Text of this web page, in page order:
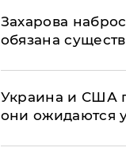
​Захарова
обязана
Украина и США
они ожидаются